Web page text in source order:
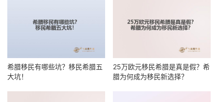
希腊移民有哪些坑？移民希腊五
大坑！
25万欧元移民希腊是真是假？希
腊为何成为移民新选择？